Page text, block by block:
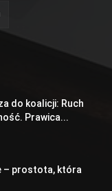
do koalicji: Ruch
Prawica...
– prostota, która